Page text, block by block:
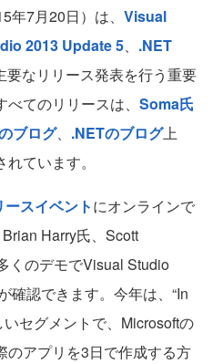
7月20日）は、 Visual
2013 Update 5、 .NET
要なリリース発表を行う重要
てのリリースは、 Soma氏
ブログ、 .NETのブログ上
ています。
スイベントにオンラインで
Harry氏、Scott
くのデモでVisual Studio
確認できます。今年は、“In
セグメントで、Microsoftの
のアプリを3日で作成する方